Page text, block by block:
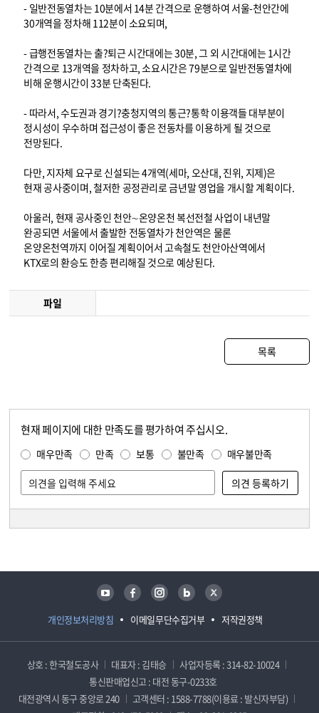
- 일반전동열차는 10분에서 14분 간격으로 운행하여 서울-천안간에
30개역을 정차해 112분이 소요되며,
- 급행전동열차는 출?퇴근 시간대에는 30분, 그 외 시간대에는 1시간
간격으로 13개역을 정차하고, 소요시간은 79분으로 일반전동열차에
비해 운행시간이 33분 단축된다.
- 따라서, 수도권과 경기?충청지역의 통근?통학 이용객들 대부분이
정시성이 우수하며 접근성이 좋은 전동차를 이용하게 될 것으로
전망된다.
다만, 지자체 요구로 신설되는 4개역(세마, 오산대, 진위, 지제)은
현재 공사중이며, 철저한 공정관리로 금년말 영업을 개시할 계획이다.
아울러, 현재 공사중인 천안∼온양온천 복선전철 사업이 내년말
완공되면 서울에서 출발한 전동열차가 천안역은 물론
온양온천역까지 이어질 계획이어서 고속철도 천안아산역에서
KTX로의 환승도 한층 편리해질 것으로 예상된다.
파일
목록
현재 페이지에 대한 만족도를 평가하여 주십시오.
매우만족 만족 보통 불만족 매우불만족
개인정보처리방침 이메일무단수집거부 저작권정책
유튜브 페이스북 인스타그램 블로그 트위터
상호 : 한국철도공사 대표자 : 김태승
사업자등록 : 314-82-10024
통신판매업신고 : 대전 동구-0233호
대전광역시 동구 중앙로 240
고객센터 : 1588-7788(이용료 : 발신자부담)